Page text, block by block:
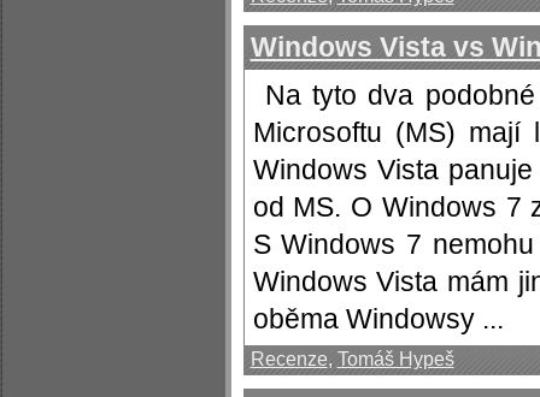
Windows Vista vs
Na tyto dva
Microsoftu (MS) mají
Windows Vista
od MS. O Windows 7
S Windows 7
Windows Vista mám
oběma Windowsy ...
Recenze, Tomáš Hypeš